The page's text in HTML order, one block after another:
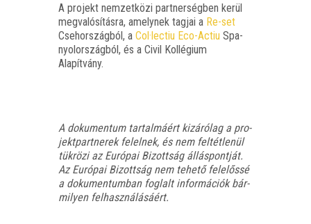
A pro­jekt nem­zet­kö­zi part­ner­ség­ben kerül
meg­va­ló­sí­tás­ra, amely­nek tag­jai a Re-set
Cseh­or­szág­ból, a Col·lectiu Eco-Actiu Spa­
nyol­or­szág­ból, és a Civil Kol­lé­gi­um
Alapítvány.
A doku­men­tum tar­tal­má­ért kizá­ró­lag a pro­
jekt­part­ne­rek felel­nek, és nem fel­tét­le­nül
tük­rö­zi az Euró­pai Bizott­ság állás­pont­ját.
Az Euró­pai Bizott­ság nem tehe­tő fele­lős­sé
a doku­men­tum­ban fog­lalt infor­má­ci­ók bár­
mi­lyen felhasználásáért.